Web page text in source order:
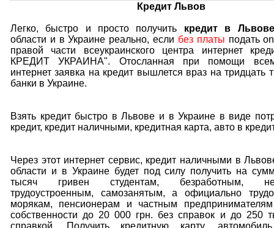
Кредит Львов
Легко, быстро и просто получить кредит в Львове
области и в Украине реально, если без платы подать
правой части всеукраинского центра интернет
КРЕДИТ УКРАИНА". Отосланная при помощи
интернет заявка на кредит вышлется враз на тридцать
банки в Украине.
Взять кредит быстро в Львове и в Украине в виде
кредит, кредит наличными, кредитная карта, авто в
Через этот интернет сервис, кредит наличными в
области и в Украине будет под силу получить на
тысяч гривен студентам, безработным,
трудоустроенным, самозанятым, а официально
морякам, пенсионерам и частным
собственности до 20 000 грн. без справок и до 250
справкой. Получить кредитную карту,